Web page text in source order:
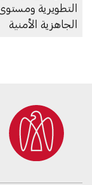
التطويرية ومستوى
الجاهزية الأمنية